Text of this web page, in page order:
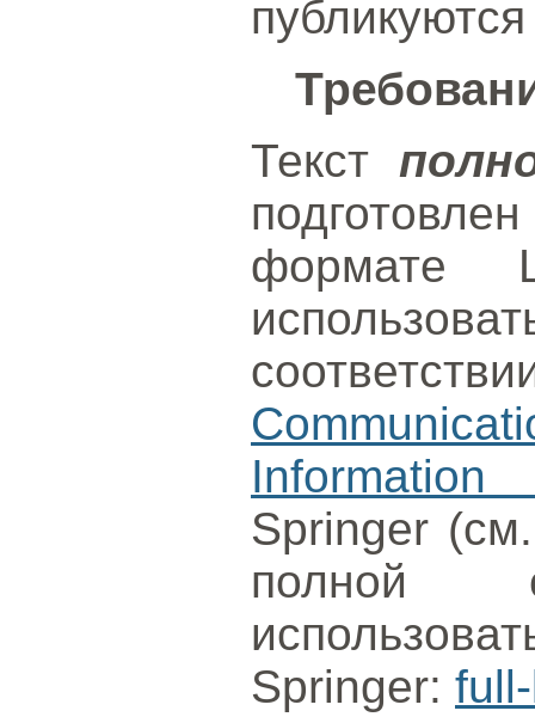
Текст
формате
Springer
полной
Springer: